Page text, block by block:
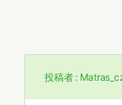
投稿者 :